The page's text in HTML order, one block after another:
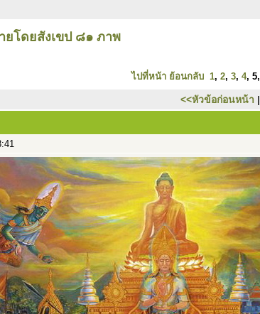
ยโดยสังเขป ๘๑ ภาพ
ไปที่หน้า ย้อนกลับ 1, 2, 3, 4, 5,
<<หัวข้อก่อนหน้า |